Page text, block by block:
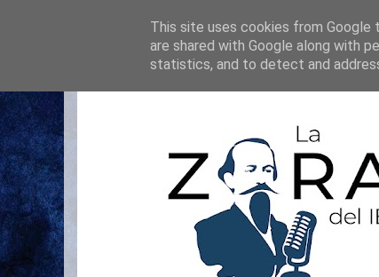
This site uses cookies from Google
are shared with Google along with
statistics, and to detect and